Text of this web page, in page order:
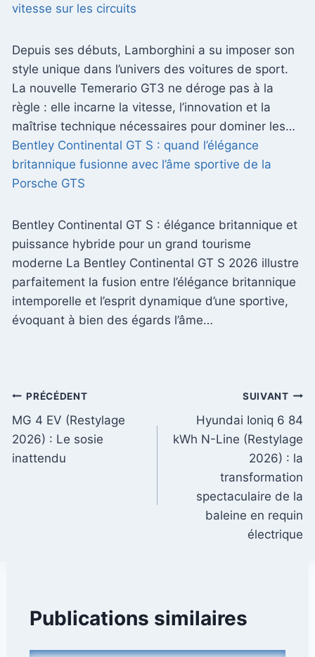
vitesse sur les circuits
Depuis ses débuts, Lamborghini a su imposer son
style unique dans l’univers des voitures de sport.
La nouvelle Temerario GT3 ne déroge pas à la
règle : elle incarne la vitesse, l’innovation et la
maîtrise technique nécessaires pour dominer les…
Bentley Continental GT S : quand l’élégance
britannique fusionne avec l’âme sportive de la
Porsche GTS
Bentley Continental GT S : élégance britannique et
puissance hybride pour un grand tourisme
moderne La Bentley Continental GT S 2026 illustre
parfaitement la fusion entre l’élégance britannique
intemporelle et l’esprit dynamique d’une sportive,
évoquant à bien des égards l’âme…
Navigation
de
l’article
PRÉCÉDENT
MG 4 EV (Restylage
2026) : Le sosie
inattendu
SUIVANT
Hyundai Ioniq 6 84
kWh N-Line (Restylage
2026) : la
transformation
spectaculaire de la
baleine en requin
électrique
Publications similaires